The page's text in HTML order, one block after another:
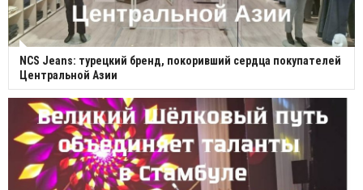
NCS Jeans: турецкий бренд, покоривший сердца покупателей
Центральной Азии